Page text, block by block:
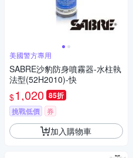
美國警方專用
SABRE沙豹防身噴霧器-水柱執
法型(52H2010)-快
$1,020 85折
挑戰低價 券
加入購物車